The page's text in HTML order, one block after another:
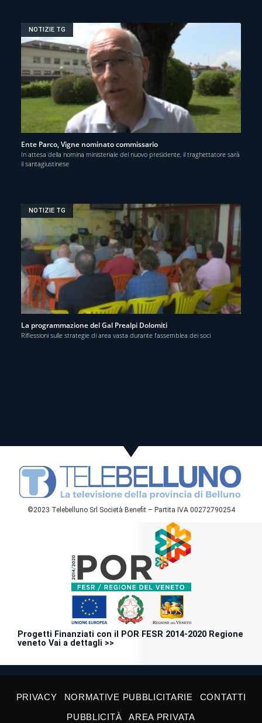
NOTIZIE TG
Ente Parco, Vigne nominato commissario
In attesa della nomina ministeriale del nuovo presidente, il traghettatore sarà
il santagiustinese
NOTIZIE TG
La programmazione del Gal Prealpi Dolomiti
Riflessioni sulle strategie di area vasta durante l’assemblea dei soci
©2023 Telebelluno Srl Società Benefit – Partita IVA 00272790254
Progetti Finanziati con il POR FESR 2014-2020 Regione
veneto Vai a dettagli >>
PRIVACY NORMATIVE PUBBLICITARIE
CONTATTI
PUBBLICITÀ
AREA PRIVATA